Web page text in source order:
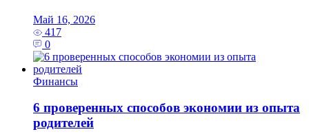
Май 16, 2026
417
0
Финансы
6 проверенных способов экономии из опыта
родителей